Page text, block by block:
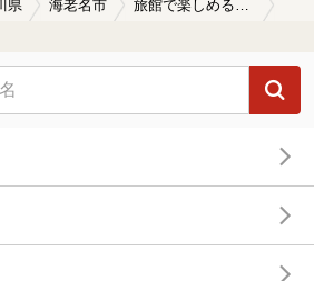
県 海老名市 旅館で楽しめる海老名市の温泉、日帰り温泉、スーパー銭湯おすすめ